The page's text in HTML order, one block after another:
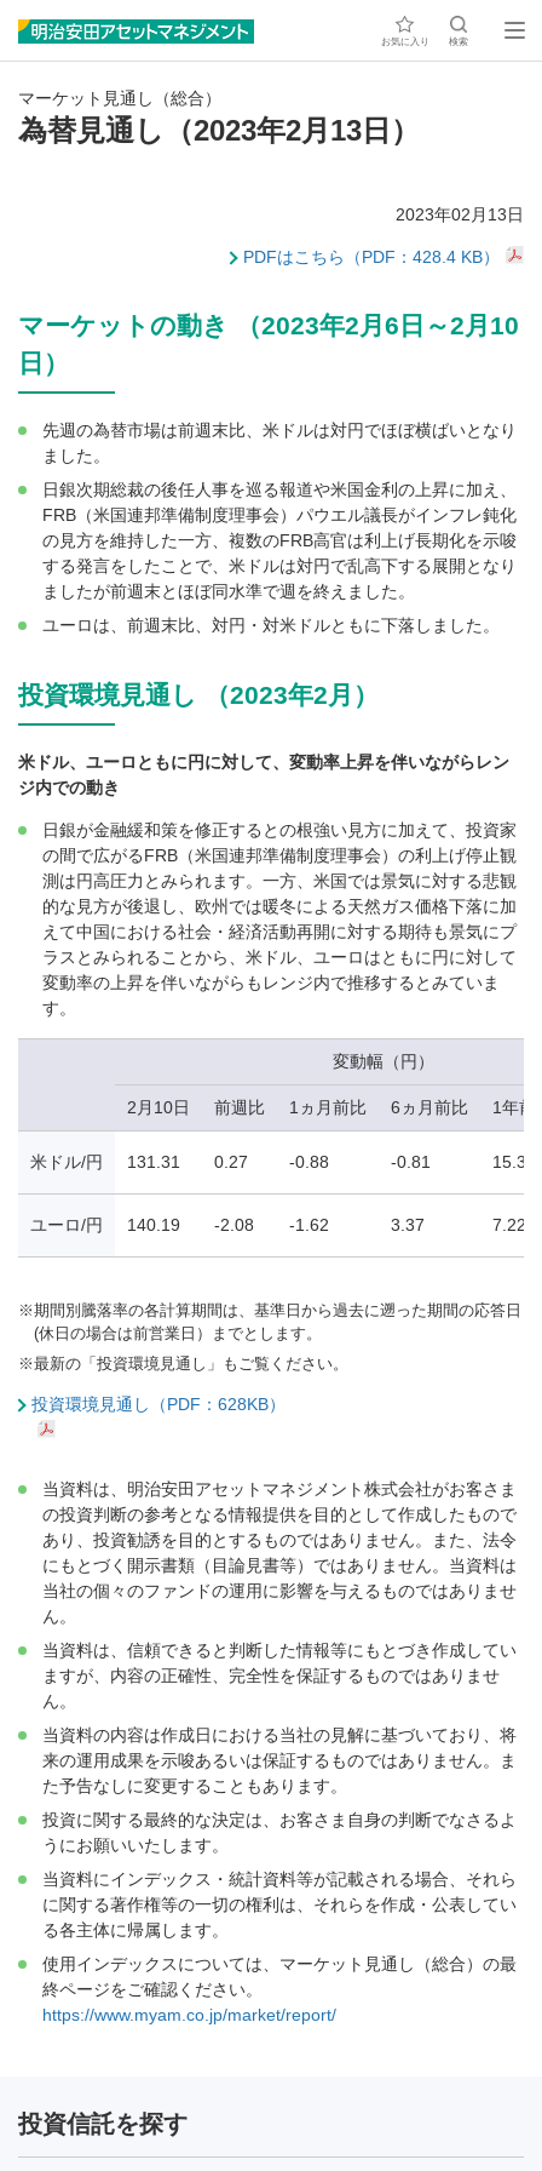
お気に入り 検索
マーケット見通し（総合）
為替見通し（2023年2月13日）
2023年02月13日
PDFはこちら（PDF：428.4 KB）
マーケットの動き （2023年2月6日～2月10
日）
先週の為替市場は前週末比、米ドルは対円でほぼ横ばいとなり
ました。
日銀次期総裁の後任人事を巡る報道や米国金利の上昇に加え、
FRB（米国連邦準備制度理事会）パウエル議長がインフレ鈍化
の見方を維持した一方、複数のFRB高官は利上げ長期化を示唆
する発言をしたことで、米ドルは対円で乱高下する展開となり
ましたが前週末とほぼ同水準で週を終えました。
ユーロは、前週末比、対円・対米ドルともに下落しました。
投資環境見通し （2023年2月）
米ドル、ユーロともに円に対して、変動率上昇を伴いながらレン
ジ内での動き
日銀が金融緩和策を修正するとの根強い見方に加えて、投資家
の間で広がるFRB（米国連邦準備制度理事会）の利上げ停止観
測は円高圧力とみられます。一方、米国では景気に対する悲観
的な見方が後退し、欧州では暖冬による天然ガス価格下落に加
えて中国における社会・経済活動再開に対する期待も景気にプ
ラスとみられることから、米ドル、ユーロはともに円に対して
変動率の上昇を伴いながらもレンジ内で推移するとみていま
す。
変動幅（円）
2月10日 前週比 1ヵ月前比 6ヵ月前比 1年前
米ドル/円 131.31 0.27 -0.88 -0.81 15.36
ユーロ/円 140.19 -2.08 -1.62 3.37 7.22
※期間別騰落率の各計算期間は、基準日から過去に遡った期間の応答日
(休日の場合は前営業日）までとします。
※最新の「投資環境見通し」もご覧ください。
投資環境見通し（PDF：628KB）
当資料は、明治安田アセットマネジメント株式会社がお客さま
の投資判断の参考となる情報提供を目的として作成したもので
あり、投資勧誘を目的とするものではありません。また、法令
にもとづく開示書類（目論見書等）ではありません。当資料は
当社の個々のファンドの運用に影響を与えるものではありませ
ん。
当資料は、信頼できると判断した情報等にもとづき作成してい
ますが、内容の正確性、完全性を保証するものではありませ
ん。
当資料の内容は作成日における当社の見解に基づいており、将
来の運用成果を示唆あるいは保証するものではありません。ま
た予告なしに変更することもあります。
投資に関する最終的な決定は、お客さま自身の判断でなさるよ
うにお願いいたします。
当資料にインデックス・統計資料等が記載される場合、それら
に関する著作権等の一切の権利は、それらを作成・公表してい
る各主体に帰属します。
使用インデックスについては、マーケット見通し（総合）の最
終ページをご確認ください。
https://www.myam.co.jp/market/report/
投資信託を探す